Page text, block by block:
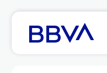
Ir al contenido principal